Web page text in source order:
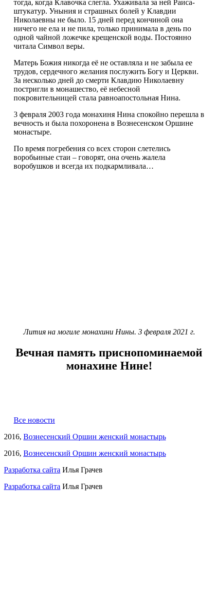
тогда, когда Клавочка слегла. Ухаживала за ней Раиса-
штукатур. Уныния и страшных болей у Клавдии
Николаевны не было. 15 дней перед кончиной она
ничего не ела и не пила, только принимала в день по
одной чайной ложечке крещенской воды. Постоянно
читала Символ веры.
Матерь Божия никогда её не оставляла и не забыла ее
трудов, сердечного желания послужить Богу и Церкви.
За несколько дней до смерти Клавдию Николаевну
постригли в монашество, её небесной
покровительницей стала равноапостольная Нина.
3 февраля 2003 года монахиня Нина спокойно перешла в
вечность и была похоронена в Вознесенском Оршине
монастыре.
По время погребения со всех сторон слетелись
воробьиные стаи – говорят, она очень жалела
воробушков и всегда их подкармливала…
Лития на могиле монахини Нины. 3 февраля 2021 г.
Вечная память приснопоминаемой
монахине Нине!
Все новости
2016, Вознесенский Оршин женский монастырь
2016, Вознесенский Оршин женский монастырь
Разработка сайта Илья Грачев
Разработка сайта Илья Грачев